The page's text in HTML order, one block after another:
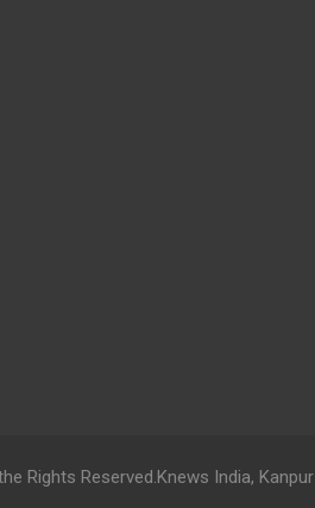
Rights Reserved.Knews India, Kanpur